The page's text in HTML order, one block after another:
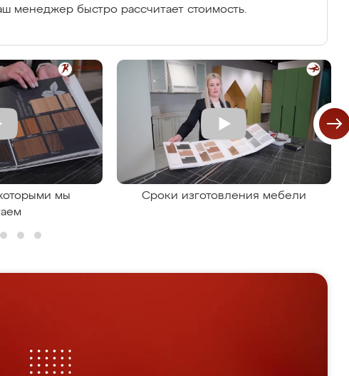
менеджер быстро рассчитает стоимость.
мы
Сроки изготовления мебели